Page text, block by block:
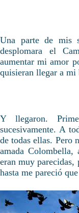
Una parte de mis
desplomara el
aumentar mi amor
quisieran llegar a mi
Y llegaron.
sucesivamente. A
de todas ellas. Pero
amada
eran muy
hasta me pareció